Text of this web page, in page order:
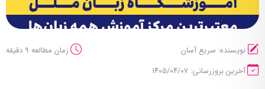
نویسنده: سریع آسان
زمان مطالعه 9 دقیقه
آخرین بروزرسانی: ۱۴۰۵/۰۴/۰۷